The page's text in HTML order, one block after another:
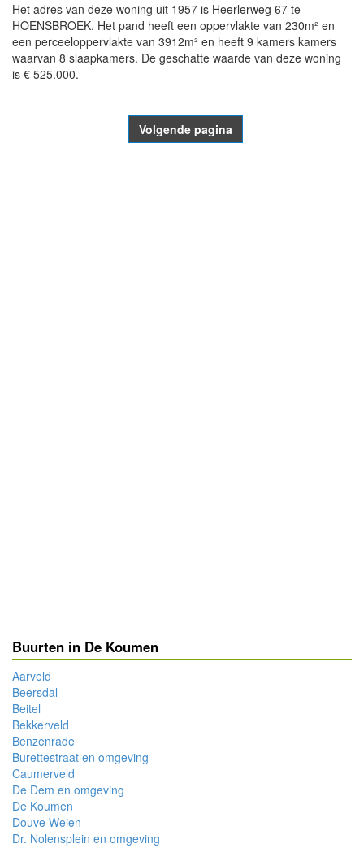
Het adres van deze woning uit 1957 is Heerlerweg 67 te
HOENSBROEK. Het pand heeft een oppervlakte van 230m² en
een perceeloppervlakte van 3912m² en heeft 9 kamers kamers
waarvan 8 slaapkamers. De geschatte waarde van deze woning
is € 525.000.
Volgende pagina
Buurten in De Koumen
Aarveld
Beersdal
Beitel
Bekkerveld
Benzenrade
Burettestraat en omgeving
Caumerveld
De Dem en omgeving
De Koumen
Douve Weien
Dr. Nolensplein en omgeving